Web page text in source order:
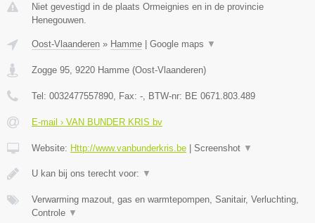
Niet gevestigd in de plaats Ormeignies en in de provincie
Henegouwen.
Oost-Vlaanderen » Hamme Google maps ▼
Zogge 95, 9220 Hamme (Oost-Vlaanderen)
Tel: 0032477557890, Fax: -, BTW-nr: BE 0671.803.489
E-mail › VAN BUNDER KRIS bv
Website: Http://www.vanbunderkris.be Screenshot ▼
U kan bij ons terecht voor: ▼
Verwarming mazout, gas en warmtepompen, Sanitair, Verluchting,
Controle ▼